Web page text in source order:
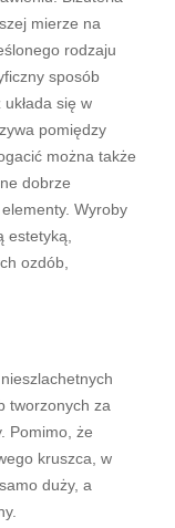
mierze na
rodzaju
sposób
się w
pomiędzy
można także
dobrze
Wyroby
estetyką,
ozdób,
tworzonych za
Pomimo, że
kruszca, w
duży, a